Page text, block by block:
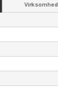
Virksomhed